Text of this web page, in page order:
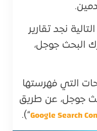
نجد تقارير
البحث جوجل،
التي فهرستها
جوجل، عن طريق
Google Search
“).